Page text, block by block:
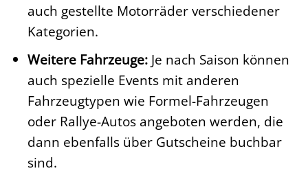
auch gestellte Motorräder verschiedener
Kategorien.
Weitere Fahrzeuge:Je nach Saison können
auch spezielle Events mit anderen
Fahrzeugtypen wie Formel-Fahrzeugen
oder Rallye-Autos angeboten werden, die
dann ebenfalls über Gutscheine buchbar
sind.